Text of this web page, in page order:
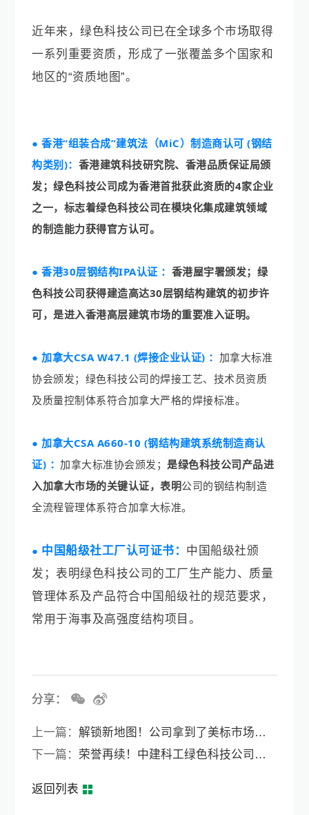
近年来，绿色科技公司已在全球多个市场取得
一系列重要资质，形成了一张覆盖多个国家和
地区的“资质地图”。
● 香港“组装合成”建筑法（MiC）制造商认可 (钢结
构类别)： 香港建筑科技研究院、香港品质保证局颁
发；绿色科技公司成为香港首批获此资质的4家企业
之一，标志着绿色科技公司在模块化集成建筑领域
的制造能力获得官方认可。
● 香港30层钢结构IPA认证 ： 香港屋宇署颁发；绿
色科技公司获得建造高达30层钢结构建筑的初步许
可，是进入香港高层建筑市场的重要准入证明。
● 加拿大CSA W47.1 (焊接企业认证) ： 加拿大标准
协会颁发；绿色科技公司的焊接工艺、技术员资质
及质量控制体系符合加拿大严格的焊接标准。
● 加拿大CSA A660-10 (钢结构建筑系统制造商认
证) ：加拿大标准协会颁发 ；是绿色科技公司产品进
入加拿大市场的关键认证，表明公司的钢结构制造
全流程管理体系符合加拿大标准。
● 中国船级社工厂认可证书： 中国船级社颁
发；表明绿色科技公司的工厂生产能力、质量
管理体系及产品符合中国船级社的规范要求，
常用于海事及高强度结构项目。
分享：
上一篇：
解锁新地图！公司拿到了美标市场的“通行证”
下一篇：
荣誉再续！中建科工绿色科技公司获评香港杰出宜居城市建筑超卓贡献大奖
返回列表